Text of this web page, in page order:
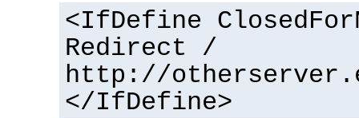
<IfDefine
Redirect /
http://
</IfDefine>